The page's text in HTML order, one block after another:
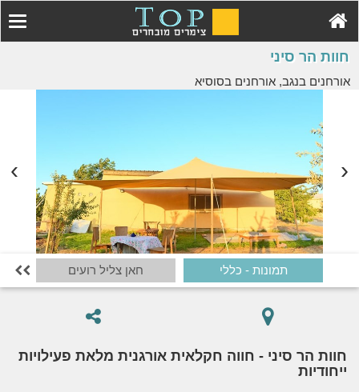
חוות הר סיני
אורחנים בנגב, אורחנים בסוסיא
תמונות - כללי חאן צליל רועים 
חוות הר סיני - חווה חקלאית אורגנית מלאת פעילויות
ייחודיות